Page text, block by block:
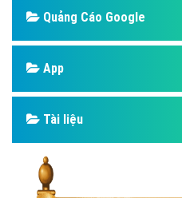
Quảng Cáo Google
App
Tài liệu